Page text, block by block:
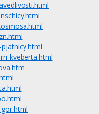
kveberta.html